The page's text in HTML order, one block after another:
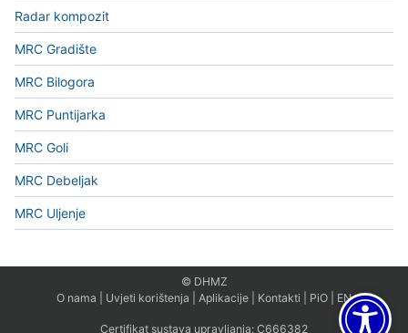
Radar kompozit
MRC Gradište
MRC Bilogora
MRC Puntijarka
MRC Goli
MRC Debeljak
MRC Uljenje
© DHMZ
O nama
Uvjeti korištenja Aplikacije Kontakti PiO EN
Certifikat sustava upravljanja: C666382